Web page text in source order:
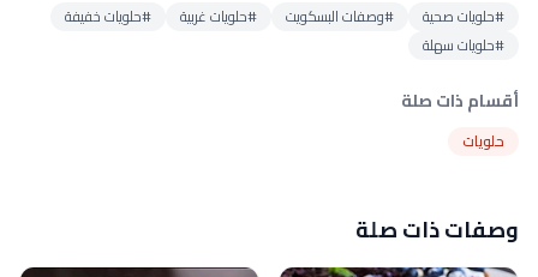
#حلويات صحية #وصفات البسكويت #حلويات غربية
#حلويات خفيفة
#حلويات سهلة
أقسام ذات صلة
حلويات
وصفات ذات صلة